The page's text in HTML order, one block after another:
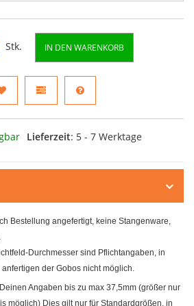
Stk. IN DEN WARENKORB
Lieferzeit: 5 - 7 Werktage
Bestellung angefertigt, keine Stangenware,
Durchmesser sind Pflichtangaben, in
der Gobos nicht möglich.
Angaben bis zu max 37,5mm (größer nur
möglich) Dies gilt nur für Standardgrößen, in